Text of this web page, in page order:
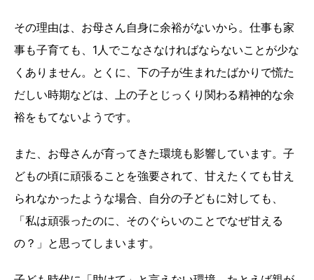
その理由は、お母さん自身に余裕がないから。仕事も家
事も子育ても、1人でこなさなければならないことが少な
くありません。とくに、下の子が生まれたばかりで慌た
だしい時期などは、上の子とじっくり関わる精神的な余
裕をもてないようです。
また、お母さんが育ってきた環境も影響しています。子
どもの頃に頑張ることを強要されて、甘えたくても甘え
られなかったような場合、自分の子どもに対しても、
「私は頑張ったのに、そのぐらいのことでなぜ甘える
の？」と思ってしまいます。